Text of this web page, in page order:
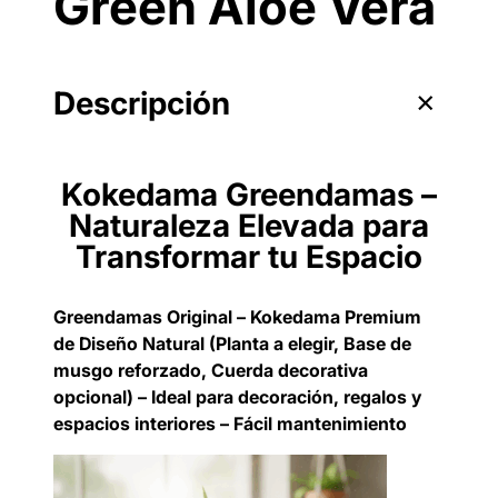
Descripción
Kokedama Greendamas –
Naturaleza Elevada para
Transformar tu Espacio
Greendamas Original – Kokedama Premium
de Diseño Natural (Planta a elegir, Base de
musgo reforzado, Cuerda decorativa
opcional) – Ideal para decoración, regalos y
espacios interiores – Fácil mantenimiento